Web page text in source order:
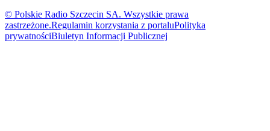
© Polskie Radio Szczecin SA. Wszystkie prawa
zastrzeżone.Regulamin korzystania z portaluPolityka
prywatnościBiuletyn Informacji Publicznej